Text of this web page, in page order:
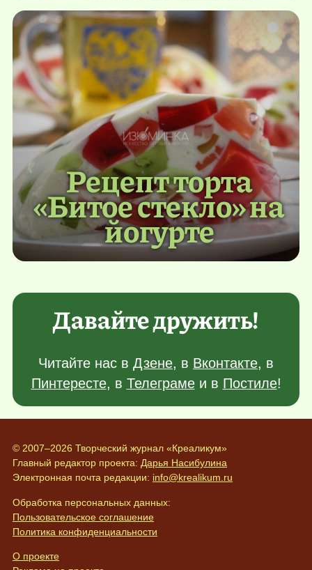
Рецепт торта
«Битое стекло» на
йогурте
Давайте дружить!
Читайте нас в Дзене, в Вконтакте, в
Пинтересте, в Телеграмеи в Постиле!
© 2007–2026 Творческий журнал «Креаликум»
Главный редактор проекта: Дарья Насибулина
Электронная почта редакции: info@krealikum.ru
Обработка персональных данных:
Пользовательское соглашение
Политика конфиденциальности
О проекте